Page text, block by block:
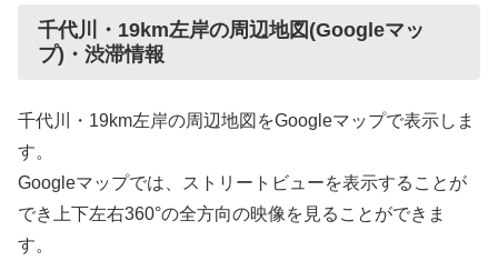
千代川・19km左岸の周辺地図(Googleマッ
プ)・渋滞情報
千代川・19km左岸の周辺地図をGoogleマップで表示しま
す。
Googleマップでは、ストリートビューを表示することが
でき上下左右360°の全方向の映像を見ることができま
す。